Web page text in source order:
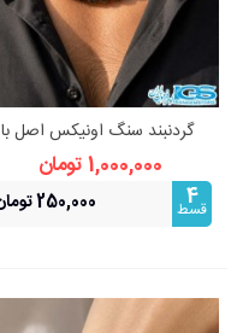
گردنبند سنگ اونیکس اصل با
خواص درمانی
1,000,000 تومان
4
قسط 250,000 تومان